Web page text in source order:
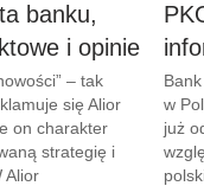
banku,
i opinie
– tak
się Alior
on charakter
strategię i
Alior
w
już